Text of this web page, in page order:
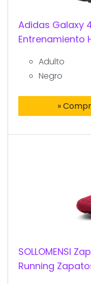
Adidas Galaxy
Entrenamiento
Adulto
Negro
»
SOLLOMENSI
Running